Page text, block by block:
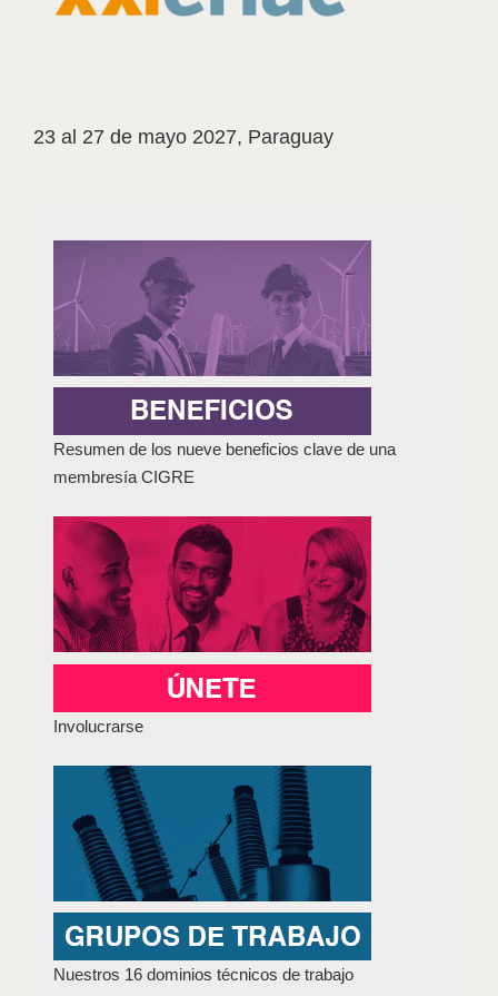
23 al 27 de mayo 2027, Paraguay
Resumen de los nueve beneficios clave de una
membresía CIGRE
Involucrarse
Nuestros 16 dominios técnicos de trabajo